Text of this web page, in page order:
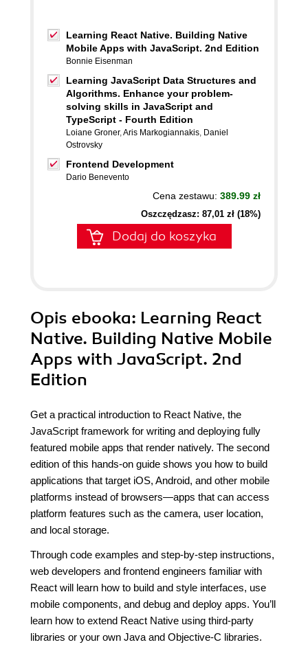
Learning React Native. Building Native
Mobile Apps with JavaScript. 2nd Edition
Bonnie Eisenman
Learning JavaScript Data Structures and
Algorithms. Enhance your problem-
solving skills in JavaScript and
TypeScript - Fourth Edition
Loiane Groner,Aris Markogiannakis, Daniel
Ostrovsky
Frontend Development
Dario Benevento
Cena zestawu: 389.99 zł
Oszczędzasz: 87,01 zł (18%)
Dodaj do koszyka
Opis ebooka: Learning React
Native. Building Native Mobile
Apps with JavaScript. 2nd
Edition
Get a practical introduction to React Native, the
JavaScript framework for writing and deploying fully
featured mobile apps that render natively. The second
edition of this hands-on guide shows you how to build
applications that target iOS, Android, and other mobile
platforms instead of browsers—apps that can access
platform features such as the camera, user location,
and local storage.
Through code examples and step-by-step instructions,
web developers and frontend engineers familiar with
React will learn how to build and style interfaces, use
mobile components, and debug and deploy apps. You’ll
learn how to extend React Native using third-party
libraries or your own Java and Objective-C libraries.